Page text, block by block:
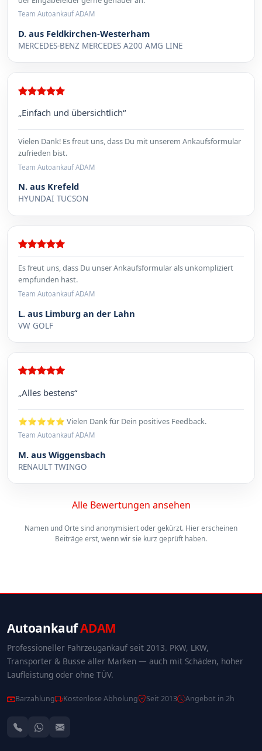
Team Autoankauf ADAM
D. aus Feldkirchen-Westerham
MERCEDES-BENZ MERCEDES A200 AMG LINE
„Einfach und übersichtlich“
Vielen Dank! Es freut uns, dass Du mit unserem Ankaufsformular
zufrieden bist.
Team Autoankauf ADAM
N. aus Krefeld
HYUNDAI TUCSON
Es freut uns, dass Du unser Ankaufsformular als unkompliziert
empfunden hast.
Team Autoankauf ADAM
L. aus Limburg an der Lahn
VW GOLF
„Alles bestens“
⭐⭐⭐⭐⭐ Vielen Dank für Dein positives Feedback.
Team Autoankauf ADAM
M. aus Wiggensbach
RENAULT TWINGO
Alle Bewertungen ansehen
Namen und Orte sind anonymisiert oder gekürzt. Hier erscheinen
Beiträge erst, wenn wir sie kurz geprüft haben.
AutoankaufADAM
Professioneller Fahrzeugankauf seit 2013. PKW, LKW,
Transporter & Busse aller Marken — auch mit Schäden, hoher
Laufleistung oder ohne TÜV.
Barzahlung Kostenlose Abholung Seit 2013 Angebot in 2h